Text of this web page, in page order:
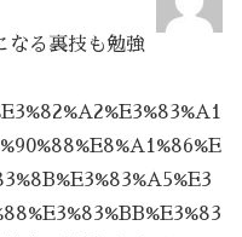
なる裏技も勉強